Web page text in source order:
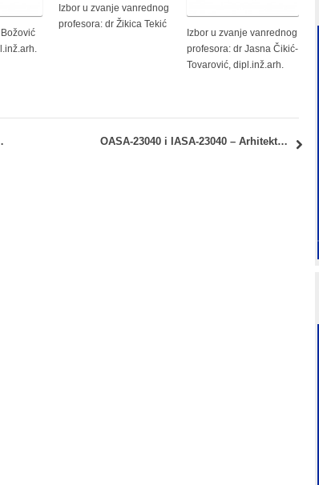
Izbor u zvanje vanrednog
profesora: dr Žikica Tekić
Izbor u zvanje vanrednog
profesora: dr Jasna Čikić-
Tovarović, dipl.inž.arh.
dipl.inž.arh. OASA-23040 i IASA-23040 – Arhitektonske konstrukcije 3: Septembarski ispitni rok – Uvid u radove